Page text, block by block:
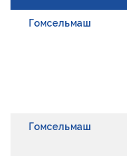
Гомсельмаш
Гомсельмаш